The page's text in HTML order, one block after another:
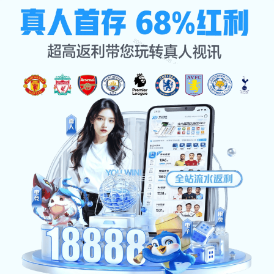
🏈热血沸腾的瞬间，全力以赴
的信念 —— 这里，就是你的运动充电
站！
xc ti yu re xue fei teng de shun jian quan li yi fu de
xin nian zhe li jiu shi ni de yun dong chong dian
zhan